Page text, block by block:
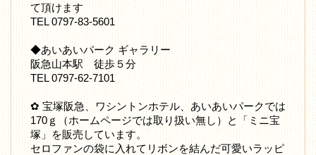
て頂けます
TEL 0797-83-5601
◆あいあいパーク ギャラリー
阪急山本駅 徒歩５分
TEL 0797-62-7101
✿ 宝塚阪急、ワシントンホテル、あいあいパークでは
170ｇ（ホームページでは取り扱い無し）と「ミニ宝
塚」を販売しています。
セロファンの袋に入れてリボンを結んだ可愛いラッピ